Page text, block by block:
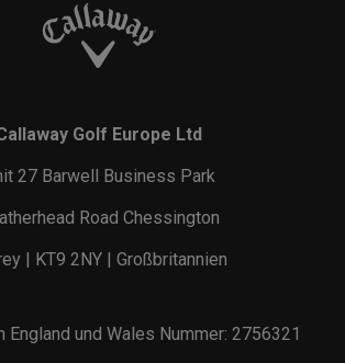
Golf Europe Ltd
27 Barwell Business Park
Road Chessington
| KT9 2NY | Großbritannien
England und Wales Nummer: 2756321